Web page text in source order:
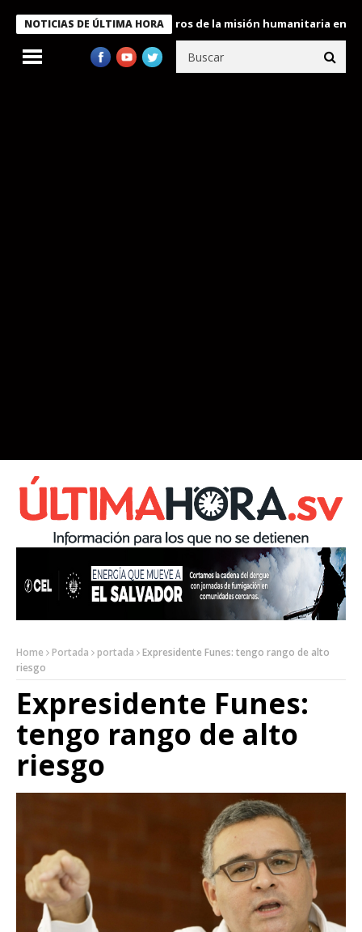
NOTICIAS DE ÚLTIMA HORA
condecora a miembros de la misión humanitaria enviada a
Home Portada portada
Expresidente Funes: tengo rango de alto
riesgo
Expresidente Funes:
tengo rango de alto
riesgo